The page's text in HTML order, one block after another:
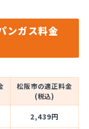
ンガス料金
松阪市の適正料金
(税込)
2,439円